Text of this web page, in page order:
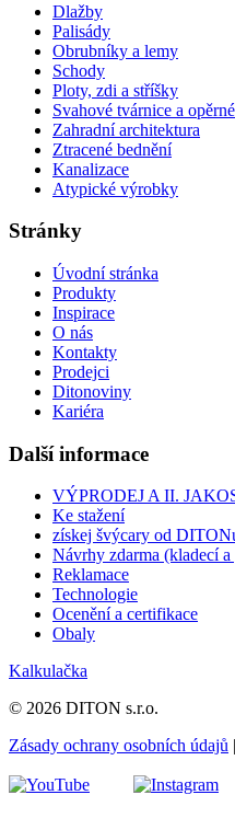
Dlažby
Palisády
Obrubníky a lemy
Schody
Ploty, zdi a stříšky
Svahové tvárnice a
Zahradní architektura
Ztracené bednění
Kanalizace
Atypické výrobky
Stránky
Úvodní stránka
Produkty
Inspirace
O nás
Kontakty
Prodejci
Ditonoviny
Kariéra
Další informace
VÝPRODEJ A II.
Ke stažení
získej švýcary od
Návrhy zdarma (kladecí
Reklamace
Technologie
Ocenění a certifikace
Obaly
Kalkulačka
© 2026 DITON s.r.o.
Zásady ochrany osobních údajů |